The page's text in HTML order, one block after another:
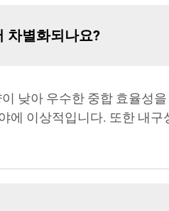
차별화되나요?
낮아 우수한 중합 효율성
에 이상적입니다. 또한 내구